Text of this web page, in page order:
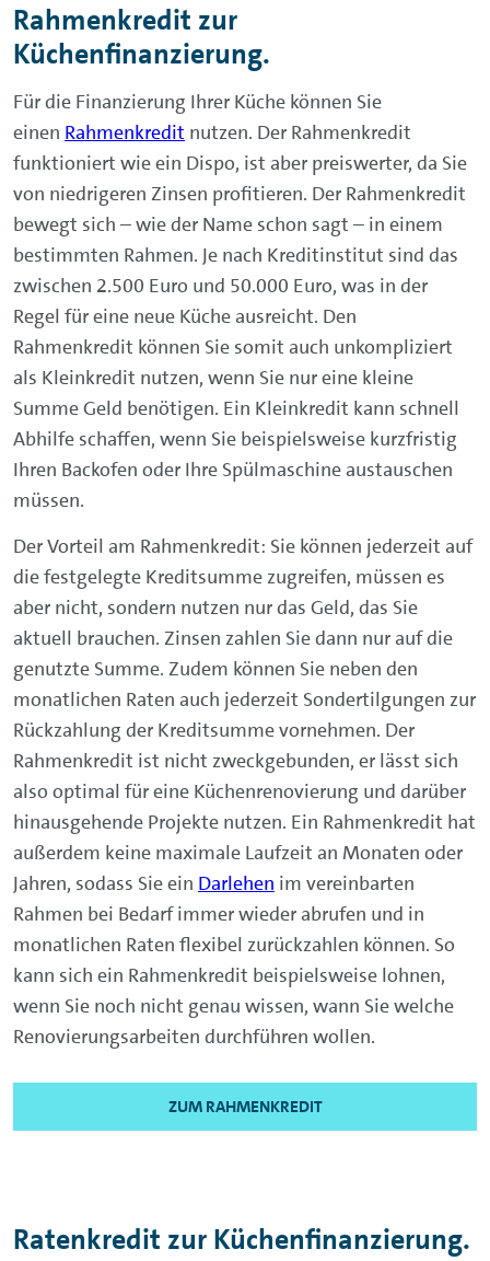
Rahmenkredit zur
Küchenfinanzierung.
Für die Finanzierung Ihrer Küche können Sie
einen Rahmenkredit nutzen. Der Rahmenkredit
funktioniert wie ein Dispo, ist aber preiswerter, da Sie
von niedrigeren Zinsen profitieren. Der Rahmenkredit
bewegt sich – wie der Name schon sagt – in einem
bestimmten Rahmen. Je nach Kreditinstitut sind das
zwischen 2.500 Euro und 50.000 Euro, was in der
Regel für eine neue Küche ausreicht. Den
Rahmenkredit können Sie somit auch unkompliziert
als Kleinkredit nutzen, wenn Sie nur eine kleine
Summe Geld benötigen. Ein Kleinkredit kann schnell
Abhilfe schaffen, wenn Sie beispielsweise kurzfristig
Ihren Backofen oder Ihre Spülmaschine austauschen
müssen.
Der Vorteil am Rahmenkredit: Sie können jederzeit auf
die festgelegte Kreditsumme zugreifen, müssen es
aber nicht, sondern nutzen nur das Geld, das Sie
aktuell brauchen. Zinsen zahlen Sie dann nur auf die
genutzte Summe. Zudem können Sie neben den
monatlichen Raten auch jederzeit Sondertilgungen zur
Rückzahlung der Kreditsumme vornehmen. Der
Rahmenkredit ist nicht zweckgebunden, er lässt sich
also optimal für eine Küchenrenovierung und darüber
hinausgehende Projekte nutzen. Ein Rahmenkredit hat
außerdem keine maximale Laufzeit an Monaten oder
Jahren, sodass Sie ein Darlehen im vereinbarten
Rahmen bei Bedarf immer wieder abrufen und in
monatlichen Raten flexibel zurückzahlen können. So
kann sich ein Rahmenkredit beispielsweise lohnen,
wenn Sie noch nicht genau wissen, wann Sie welche
Renovierungsarbeiten durchführen wollen.
ZUM RAHMENKREDIT
Ratenkredit zur Küchenfinanzierung.